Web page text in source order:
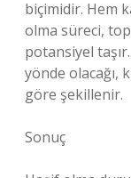
biçimidir. Hem
olma süreci,
potansiyel
yönde olacağı,
göre şekillenir.
Sonuç